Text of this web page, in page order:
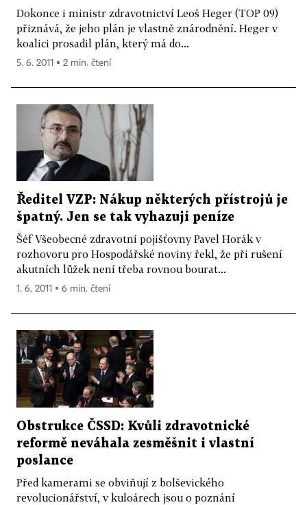
Dokonce i ministr zdravotnictví Leoš Heger (TOP 09)
přiznává, že jeho plán je vlastně znárodnění. Heger v
koalici prosadil plán, který má do...
5. 6. 2011 ▪ 2 min. čtení
Ředitel VZP: Nákup některých přístrojů je
špatný. Jen se tak vyhazují peníze
Šéf Všeobecné zdravotní pojišťovny Pavel Horák v
rozhovoru pro Hospodářské noviny řekl, že při rušení
akutních lůžek není třeba rovnou bourat...
1. 6. 2011 ▪ 6 min. čtení
Obstrukce ČSSD: Kvůli zdravotnické
reformě neváhala zesměšnit i vlastní
poslance
Před kamerami se obviňují z bolševického
revolucionářství, v kuloárech jsou o poznání